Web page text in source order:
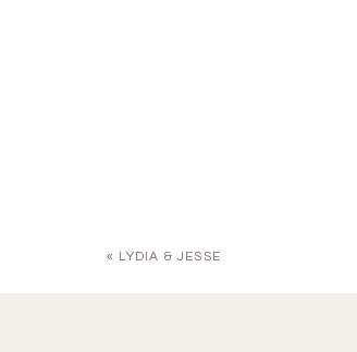
« LYDIA & JESSE